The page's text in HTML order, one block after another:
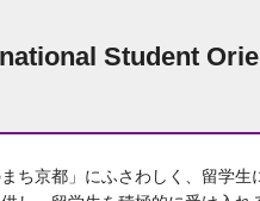
Student
ち京都」にふさわしく、留学生